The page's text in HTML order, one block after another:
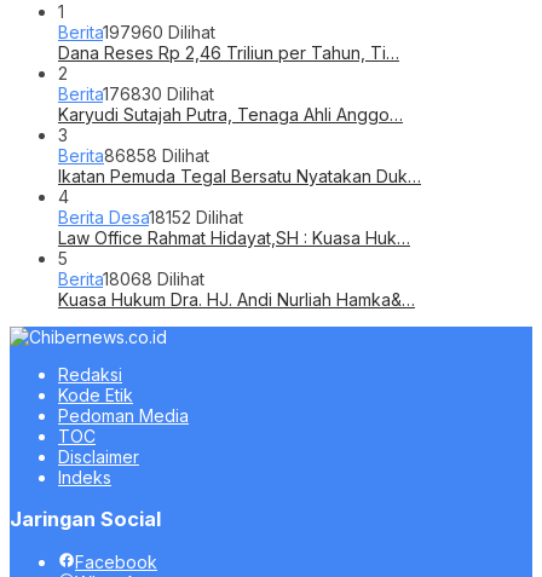
1
Berita197960 Dilihat
Dana Reses Rp 2,46 Triliun per Tahun, Ti…
2
Berita176830 Dilihat
Karyudi Sutajah Putra, Tenaga Ahli Anggo…
3
Berita86858 Dilihat
Ikatan Pemuda Tegal Bersatu Nyatakan Duk…
4
Berita Desa18152 Dilihat
Law Office Rahmat Hidayat,SH : Kuasa Huk…
5
Berita18068 Dilihat
Kuasa Hukum Dra. HJ. Andi Nurliah Hamka&…
Redaksi
Kode Etik
Pedoman Media
TOC
Disclaimer
Indeks
Jaringan Social
Facebook